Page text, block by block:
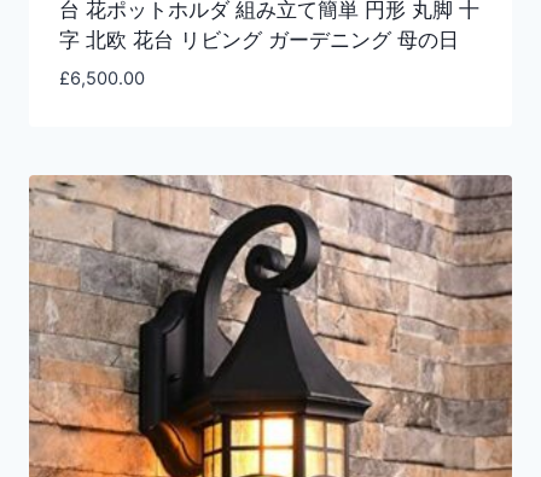
台 花ポットホルダ 組み立て簡単 円形 丸脚 十
字 北欧 花台 リビング ガーデニング 母の日
£6,500.00